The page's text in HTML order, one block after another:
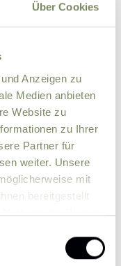
Über Cookies
Anzeigen zu
Medien anbieten
Website zu
zu Ihrer
Partner für
weiter. Unsere
mit
bereitgestellt
der Dienste
Informationen
Mail zu.
dass eine
den
zum
Anfrage auf
des
erfolgt.Weitere